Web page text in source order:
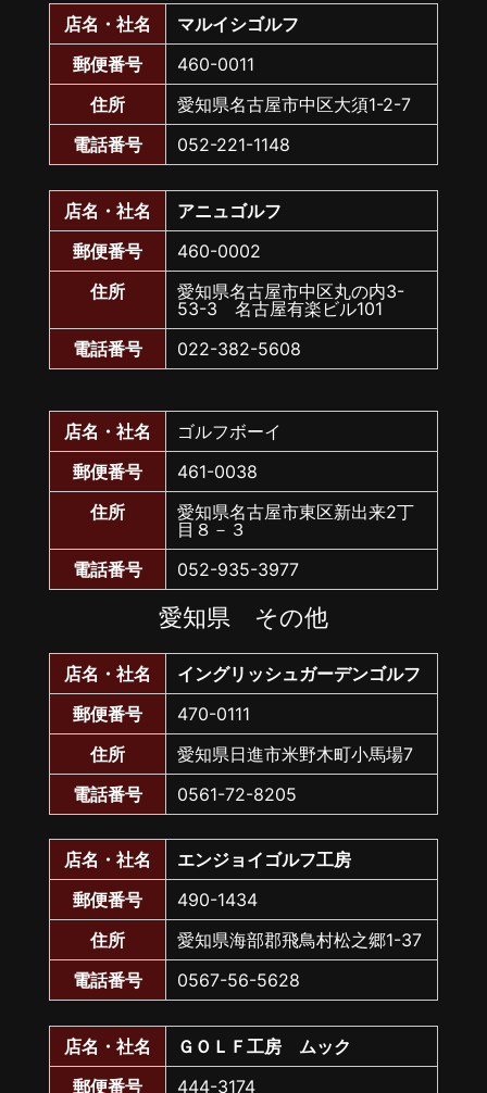
店名・社名
マルイシゴルフ
郵便番号
460-0011
住所
愛知県名古屋市中区大須1-2-7
電話番号
052-221-1148
店名・社名
アニュゴルフ
郵便番号
460-0002
住所
愛知県名古屋市中区丸の内3-
53-3 名古屋有楽ビル101
電話番号
022-382-5608
店名・社名
ゴルフボーイ
郵便番号
461-0038
住所
愛知県名古屋市東区新出来2丁
目８－３
電話番号
052-935-3977
愛知県 その他
店名・社名
イングリッシュガーデンゴルフ
郵便番号
470-0111
住所
愛知県日進市米野木町小馬場7
電話番号
0561-72-8205
店名・社名
エンジョイゴルフ工房
郵便番号
490-1434
住所
愛知県海部郡飛鳥村松之郷1-37
電話番号
0567-56-5628
店名・社名
ＧＯＬＦ工房 ムック
郵便番号
444-3174